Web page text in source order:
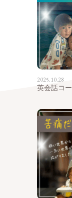
2025.10.28